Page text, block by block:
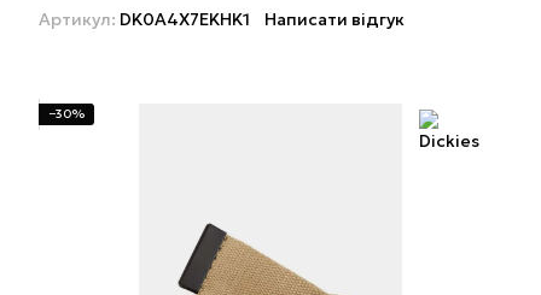
Артикул: DK0A4X7EKHK1 Написати відгук
−30%